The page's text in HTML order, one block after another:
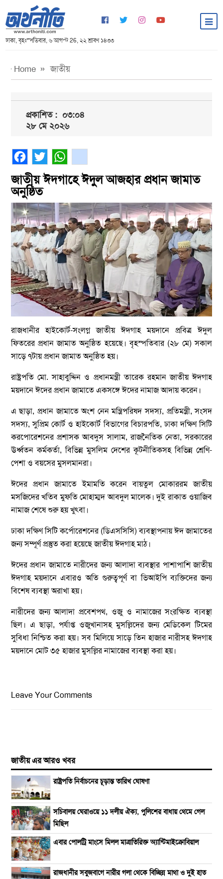
ঢাকা, বৃহঃস্পতিবার, ৬ আগস্ট 26, ২২ শ্রাবণ ১৪৩৩
Home জাতীয়
প্রকাশিত :০৩:০৪
২৮ মে ২০২৬
জাতীয় ঈদগাহে ঈদুল আজহার প্রধান জামাত
অনুষ্ঠিত
রাজধানীর হাইকোর্ট-সংলগ্ন জাতীয় ঈদগাহ ময়দানে প্রবিত্র ঈদুল
ফিতরের প্রধান জামাত অনুষ্ঠিত হয়েছে। বৃহস্পতিবার (২৮ মে) সকাল
সাড়ে ৭টায় প্রধান জামাত অনুষ্ঠিত হয়।
রাষ্ট্রপতি মো. সাহাবুদ্দিন ও প্রধানমন্ত্রী তারেক রহমান জাতীয় ঈদগাহ
ময়দানে ঈদের প্রধান জামাতে একসঙ্গে ঈদের নামাজ আদায় করেন।
এ ছাড়া, প্রধান জামাতে অংশ নেন মন্ত্রিপরিষদ সদস্য, প্রতিমন্ত্রী, সংসদ
সদস্য, সুপ্রিম কোর্ট ও হাইকোর্ট বিভাগের বিচারপতি, ঢাকা দক্ষিণ সিটি
করপোরেশনের প্রশাসক আবদুস সালাম, রাজনৈতিক নেতা, সরকারের
ঊর্ধ্বতন কর্মকর্তা, বিভিন্ন মুসলিম দেশের কূটনীতিকসহ বিভিন্ন শ্রেণি-
পেশা ও বয়সের মুসলমানরা।
ঈদের প্রধান জামাতে ইমামতি করেন বায়তুল মোকাররম জাতীয়
মসজিদের খতিব মুফতি মোহাম্মদ আবদুল মালেক। দুই রাকাত ওয়াজিব
নামাজ শেষে শুরু হয় খুৎবা।
ঢাকা দক্ষিণ সিটি কর্পোরেশনের (ডিএসসিসি) ব্যবস্থাপনায় ঈদ জামাতের
জন্য সম্পূর্ণ প্রস্তুত করা হয়েছে জাতীয় ঈদগাহ মাঠ।
ঈদের প্রধান জামাতে নারীদের জন্য আলাদা ব্যবস্থার পাশাপাশি জাতীয়
ঈদগাহ ময়দানে এবারও অতি গুরুত্বপূর্ণ বা ভিআইপি ব্যক্তিদের জন্য
বিশেষ ব্যবস্থা অরাখা হয়।
নারীদের জন্য আলাদা প্রবেশপথ, ওজু ও নামাজের সংরক্ষিত ব্যবস্থা
ছিল। এ ছাড়া, পর্যাপ্ত ওজুখানাসহ মুসল্লিদের জন্য মেডিকেল টিমের
সুবিধা নিশ্চিত করা হয়। সব মিলিয়ে সাড়ে তিন হাজার নারীসহ ঈদগাহ
ময়দানে মোট ৩৫ হাজার মুসল্লির নামাজের ব্যবস্থা করা হয়।
Leave Your Comments
জাতীয় এর আরও খবর
রাষ্ট্রপতি নির্বাচনের চূড়ান্ত তারিখ ঘোষণা
সচিবালয় ঘেরাওয়ে ১১ দলীয় ঐক্য, পুলিশের বাধায় থেমে গেল
মিছিল
এবার পোলট্রি মাংসে মিলল মাত্রাতিরিক্ত অ্যান্টিমাইক্রোবিয়াল
রাজধানীর সবুজবাগে নারীর গলা থেকে বিচ্ছিন্ন মাথা ও দুই হাত